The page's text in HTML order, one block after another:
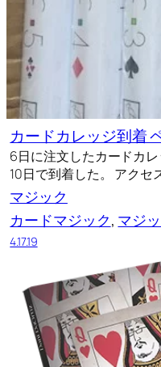
カードカレッジ到着
6日に注文したカードカ
10日で到着した。 アクセ
マジック
カードマジック, マジ
4.17.19